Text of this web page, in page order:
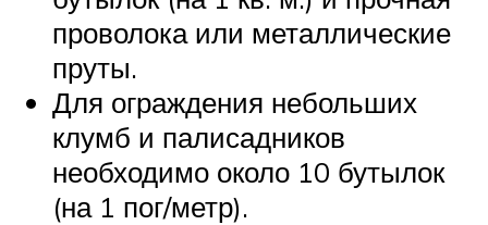
проволока или металлические
пруты.
Для ограждения небольших
клумб и палисадников
необходимо около 10 бутылок
(на 1 пог/метр).